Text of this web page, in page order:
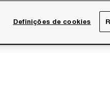
Definições de cookies